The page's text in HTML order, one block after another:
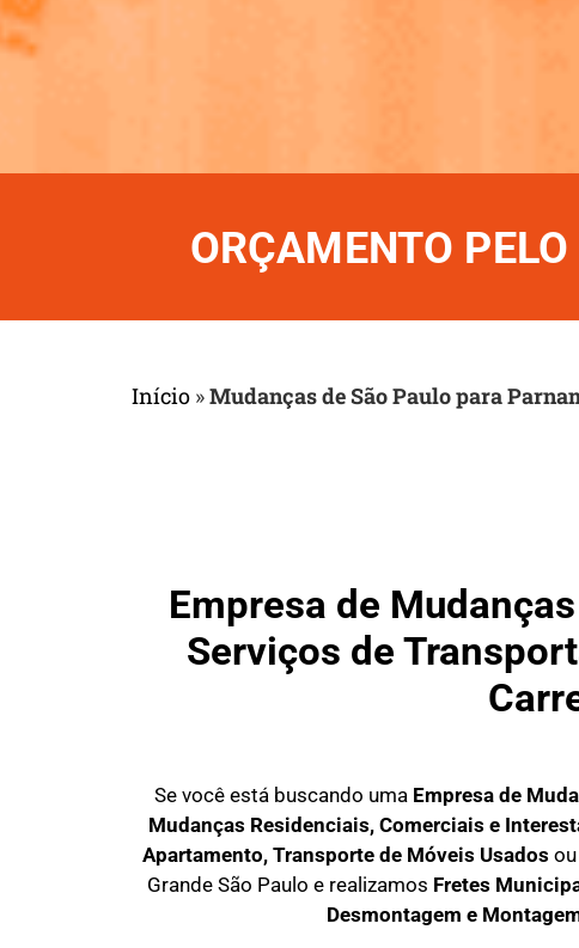
ORÇAMENTO
Início »Mudanças de São Paulo para
Empresa de
Serviços de
Se você está buscando uma Empresa de
Mudanças Residenciais, Comerciais e
Apartamento, Transporte de Móveis Usados ou
Grande São Paulo e realizamos Fretes
Desmontagem e